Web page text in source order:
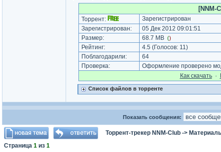
[NNM-
Торрент:
Зарегистрирован
Зарегистрирован:
05 Дек 2012 09:01:51
Размер:
68.7 MB ()
Рейтинг: 4.5 (Голосов: 11)
Поблагодарили:
64
Проверка:
Оформление проверено
Как cкачать·
Список файлов в торренте
Показать сообщения:
Торрент-трекер NNM-Club ->
Страница 1 из 1